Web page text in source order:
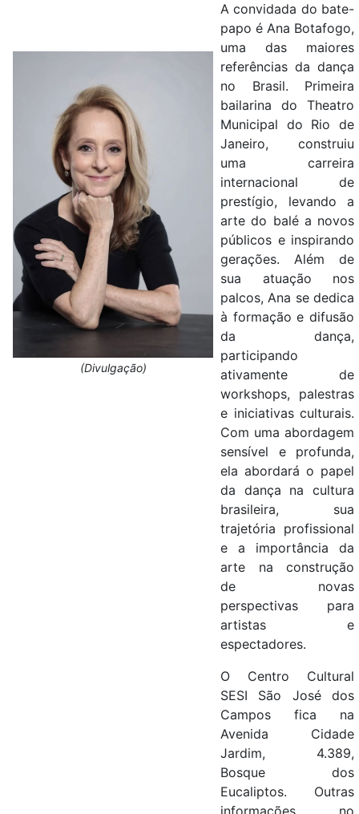
(Divulgação)
A convidada do bate-
papo é Ana Botafogo,
uma das maiores
referências da dança
no Brasil. Primeira
bailarina do Theatro
Municipal do Rio de
Janeiro, construiu
uma carreira
internacional de
prestígio, levando a
arte do balé a novos
públicos e inspirando
gerações. Além de
sua atuação nos
palcos, Ana se dedica
à formação e difusão
da dança,
participando
ativamente de
workshops, palestras
e iniciativas culturais.
Com uma abordagem
sensível e profunda,
ela abordará o papel
da dança na cultura
brasileira, sua
trajetória profissional
e a importância da
arte na construção
de novas
perspectivas para
artistas e
espectadores.
O Centro Cultural
SESI São José dos
Campos fica na
Avenida Cidade
Jardim, 4.389,
Bosque dos
Eucaliptos. Outras
informações, no